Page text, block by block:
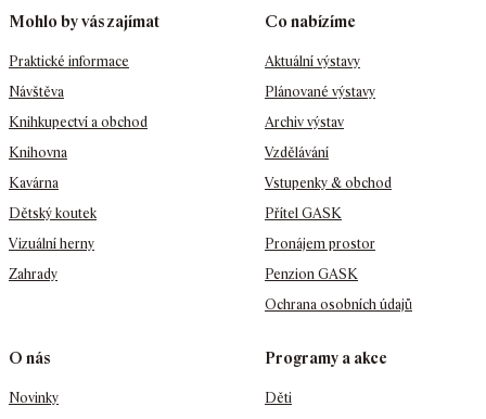
Mohlo by vás zajímat
Praktické informace
Návštěva
Knihkupectví a obchod
Knihovna
Kavárna
Dětský koutek
Vizuální herny
Zahrady
Co nabízíme
Aktuální výstavy
Plánované výstavy
Archiv výstav
Vzdělávání
Vstupenky & obchod
Přítel GASK
Pronájem prostor
Penzion GASK
Ochrana osobních údajů
O nás
Novinky
Programy a akce
Děti